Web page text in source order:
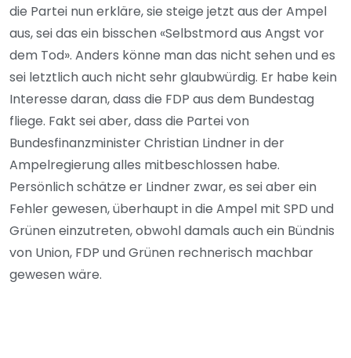
die Partei nun erkläre, sie steige jetzt aus der Ampel
aus, sei das ein bisschen «Selbstmord aus Angst vor
dem Tod». Anders könne man das nicht sehen und es
sei letztlich auch nicht sehr glaubwürdig. Er habe kein
Interesse daran, dass die FDP aus dem Bundestag
fliege. Fakt sei aber, dass die Partei von
Bundesfinanzminister Christian Lindner in der
Ampelregierung alles mitbeschlossen habe.
Persönlich schätze er Lindner zwar, es sei aber ein
Fehler gewesen, überhaupt in die Ampel mit SPD und
Grünen einzutreten, obwohl damals auch ein Bündnis
von Union, FDP und Grünen rechnerisch machbar
gewesen wäre.